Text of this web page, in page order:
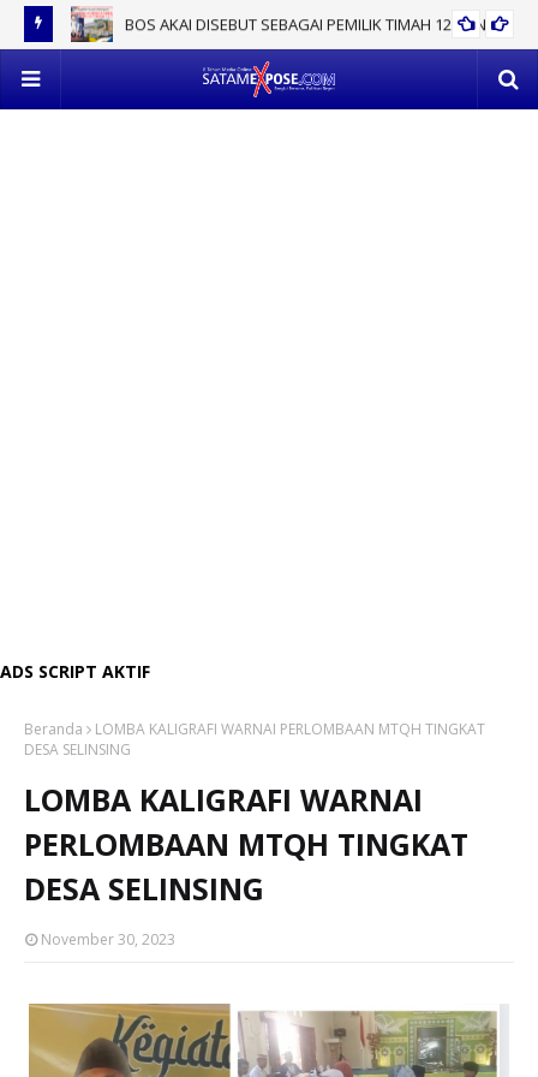
BOS AKAI DISEBUT SEBAGAI PEMILIK TIMAH 12 TON
ADS SCRIPT AKTIF
Beranda
LOMBA KALIGRAFI WARNAI PERLOMBAAN MTQH TINGKAT
DESA SELINSING
LOMBA KALIGRAFI WARNAI
PERLOMBAAN MTQH TINGKAT
DESA SELINSING
November 30, 2023